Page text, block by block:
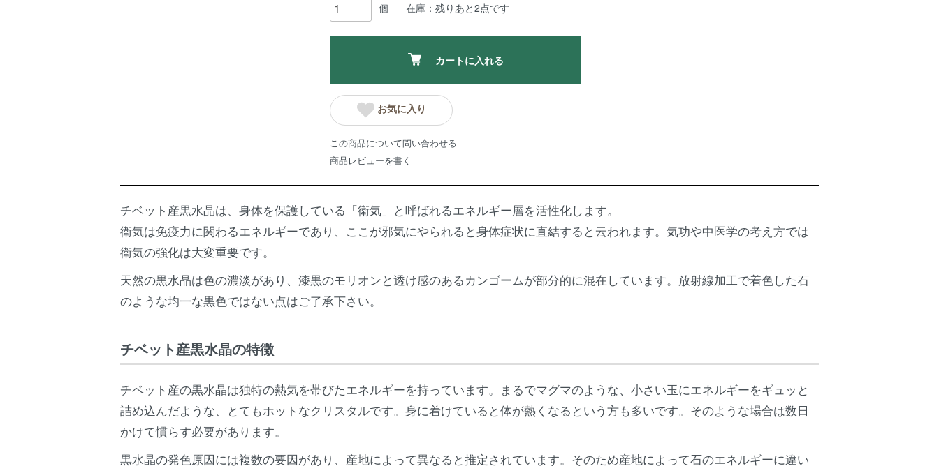
個 在庫：残りあと2点です
カートに入れる
お気に入り
この商品について問い合わせる
商品レビューを書く
チベット産黒水晶は、身体を保護している「衛気」と呼ばれるエネルギー層を活性化します。
衛気は免疫力に関わるエネルギーであり、ここが邪気にやられると身体症状に直結すると云われます。気功や中医学の考え方では
衛気の強化は大変重要です。
天然の黒水晶は色の濃淡があり、漆黒のモリオンと透け感のあるカンゴームが部分的に混在しています。放射線加工で着色した石
のような均一な黒色ではない点はご了承下さい。
チベット産黒水晶の特徴
チベット産の黒水晶は独特の熱気を帯びたエネルギーを持っています。まるでマグマのような、小さい玉にエネルギーをギュッと
詰め込んだような、とてもホットなクリスタルです。身に着けていると体が熱くなるという方も多いです。そのような場合は数日
かけて慣らす必要があります。
黒水晶の発色原因には複数の要因があり、産地によって異なると推定されています。そのため産地によって石のエネルギーに違い